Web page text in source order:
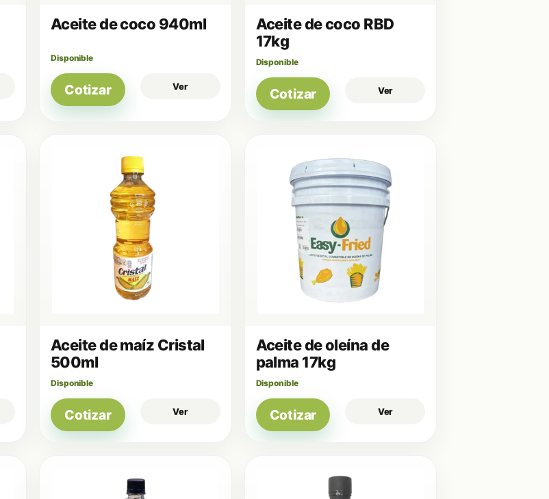
Aceite de coco 940ml
Disponible
Cotizar Ver
Aceite de coco RBD
17kg
Disponible
Cotizar Ver
Aceite de maíz Cristal
500ml
Disponible
Cotizar Ver
Aceite de oleína de
palma 17kg
Disponible
Cotizar Ver